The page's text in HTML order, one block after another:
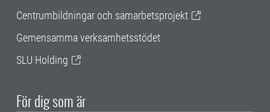
Centrumbildningar och samarbetsprojekt
Gemensamma verksamhetsstödet
SLU Holding
För dig som är